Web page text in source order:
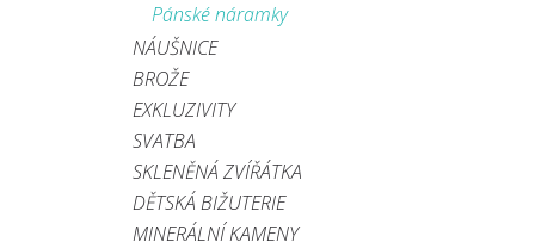
Pánské náramky
NÁUŠNICE
BROŽE
EXKLUZIVITY
SVATBA
SKLENĚNÁ ZVÍŘÁTKA
DĚTSKÁ BIŽUTERIE
MINERÁLNÍ KAMENY